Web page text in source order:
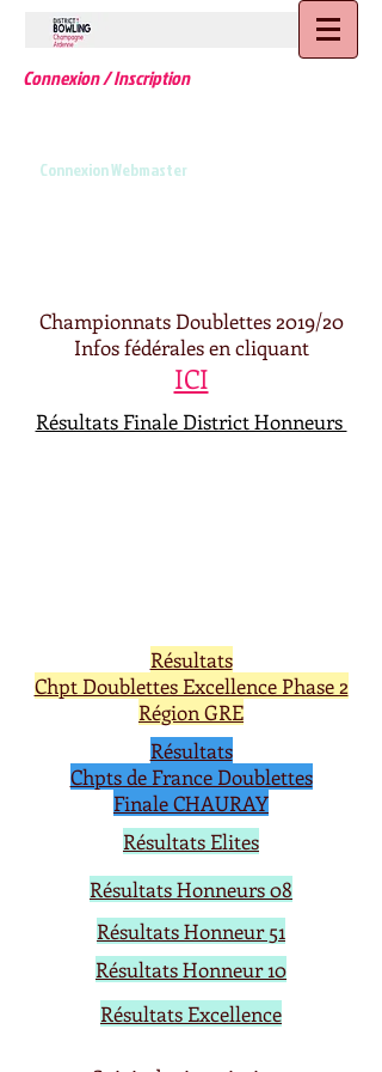
Connexion / Inscription
Connexion Webmaster
Championnats Doublettes 2019/20
Infos fédérales en cliquant
ICI
Résultats Finale District Honneurs
Résultats
Chpt Doublettes Excellence Phase 2
Région GRE
Résultats
Chpts de France Doublettes
Finale CHAURAY
Résultats Elites
Résultats Honneurs 08
Résultats Honneur 51
Résultats Honneur 10
Résultats Excellence